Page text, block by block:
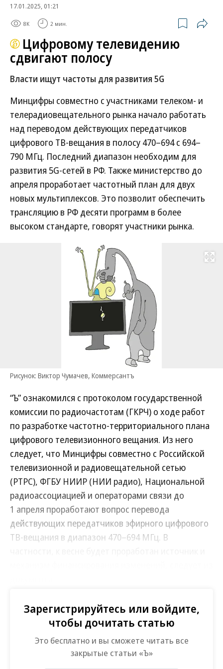
17.01.2025, 01:21
8K 2 мин.
Цифровому телевидению
сдвигают полосу
Власти ищут частоты для развития 5G
Минцифры совместно с участниками телеком- и
телерадиовещательного рынка начало работать
над переводом действующих передатчиков
цифрового ТВ-вещания в полосу 470–694 с 694–
790 МГц. Последний диапазон необходим для
развития 5G-сетей в РФ. Также министерство до
апреля проработает частотный план для двух
новых мультиплексов. Это позволит обеспечить
трансляцию в РФ десяти программ в более
высоком стандарте, говорят участники рынка.
Развернуть
Рисунок: Виктор Чумачев, Коммерсантъ
“Ъ” ознакомился с протоколом государственной
комиссии по радиочастотам (ГКРЧ) о ходе работ
по разработке частотно-территориального плана
цифрового телевизионного вещания. Из него
следует, что Минцифры совместно с Российской
телевизионной и радиовещательной сетью
(РТРС), ФГБУ НИИР (НИИ радио), Национальной
радиоассоциацией и операторами связи до
1 апреля проработают вопрос перевода
действующих передатчиков эфирного цифрового
ТВ-вещания в диапазон 470–694 МГц. В
Сейчас за передатчиками ТВ-вещания закреплен
диапазон 694–790 МГц. Он же указан в качестве
дополнительного для развития 5G-сетей в РФ в
«Стратегии отрасли связи до 2035 года»
(основным является 4,4–4,99 ГГц;см. “Ъ” от
Зарегистрируйтесь или войдите,
чтобы дочитать статью
Это бесплатно и вы сможете читать все
закрытые статьи «Ъ»